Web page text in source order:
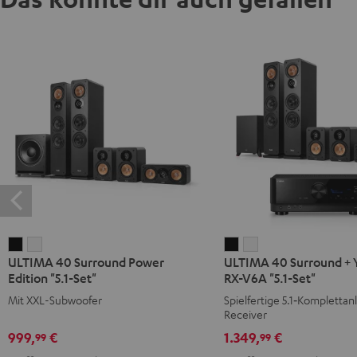
40
Surround
Power
"5.1-
40
Surround
Power
"5.1-
ULTIMA 40 Surround Power
Edition "5.1-Set"
Mit XXL-Subwoofer
999,99 €
40
Surround
+
Yamaha
RX-
40
Surround
+
Yamaha
RX-
ULTIMA 40 Surround +
RX-V6A "5.1-Set"
Spielfertige
Receiver
1.349,99€